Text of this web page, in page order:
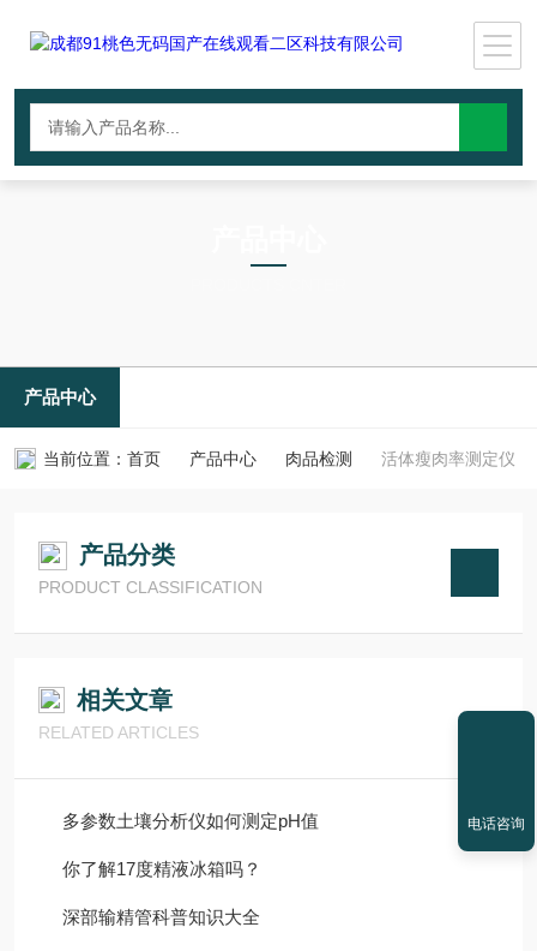
产品中心
当前位置： 首页 产品中心 肉品检测 活体瘦肉率测定仪
产品分类
PRODUCT CLASSIFICATION
相关文章
RELATED ARTICLES
多参数土壤分析仪如何测定pH值
你了解17度精液冰箱吗？
深部输精管科普知识大全
电话咨询